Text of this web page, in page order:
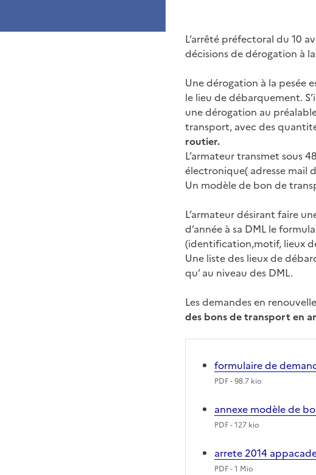
L’arrêté préfectoral du 10
décisions de dérogation à
Une dérogation à la pesée
le lieu de débarquement.
une dérogation au
transport, avec des
routier.
L’armateur transmet sous
électronique( adresse mail
Un modèle de bon de
L’armateur désirant faire
d’année à sa DML le
(identification,motif, lieux
Une liste des lieux de
qu’ au niveau des DML.
Les demandes en
des bons de transport en
formulaire de
PDF- 98.7 kio
annexe modèle de
PDF- 127 kio
arrete 2014
PDF- 1 Mio